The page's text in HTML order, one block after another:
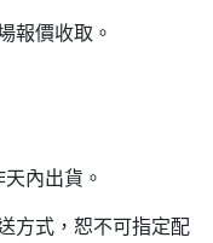
報價收取。
內出貨。
方式，恕不可指定配